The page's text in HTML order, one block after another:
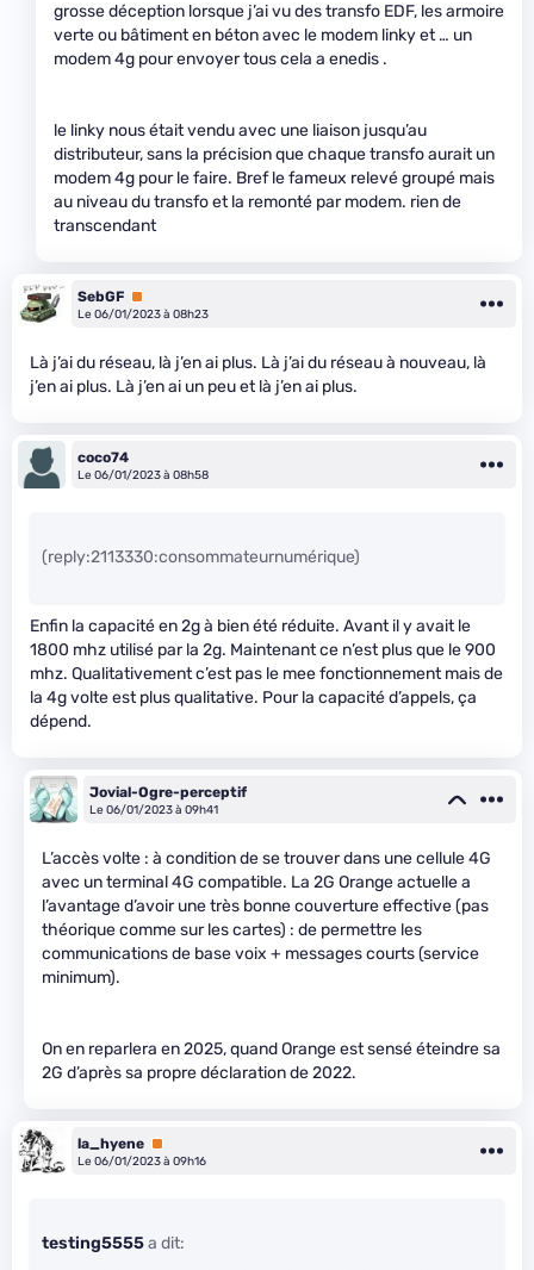
grosse déception lorsque j’ai vu des transfo EDF, les armoire
verte ou bâtiment en béton avec le modem linky et … un
modem 4g pour envoyer tous cela a enedis .
le linky nous était vendu avec une liaison jusqu’au
distributeur, sans la précision que chaque transfo aurait un
modem 4g pour le faire. Bref le fameux relevé groupé mais
au niveau du transfo et la remonté par modem. rien de
transcendant
SebGF Premium
Le 06/01/2023 à 08h23
Là j’ai du réseau, là j’en ai plus. Là j’ai du réseau à nouveau, là
j’en ai plus. Là j’en ai un peu et là j’en ai plus.
coco74
Le 06/01/2023 à 08h58
(reply:2113330:consommateurnumérique)
Enfin la capacité en 2g à bien été réduite. Avant il y avait le
1800 mhz utilisé par la 2g. Maintenant ce n’est plus que le 900
mhz. Qualitativement c’est pas le mee fonctionnement mais de
la 4g volte est plus qualitative. Pour la capacité d’appels, ça
dépend.
Jovial-Ogre-perceptif
Le 06/01/2023 à 09h41
L’accès volte : à condition de se trouver dans une cellule 4G
avec un terminal 4G compatible. La 2G Orange actuelle a
l’avantage d’avoir une très bonne couverture effective (pas
théorique comme sur les cartes) : de permettre les
communications de base voix + messages courts (service
minimum).
On en reparlera en 2025, quand Orange est sensé éteindre sa
2G d’après sa propre déclaration de 2022.
la_hyene Premium
Le 06/01/2023 à 09h16
testing5555a dit: